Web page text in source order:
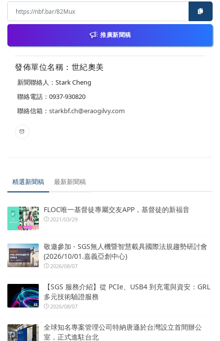
推廣新聞稿
發佈單位名稱：世紀奧美
新聞聯絡人：Stark Cheng
聯絡電話：0937-930820
聯絡信箱： starkbf.ch@eraogilvy.com
精選新聞稿 最新新聞稿
FLOC唯一基督徒專屬交友APP，基督徒的新福音
2021/03/29
敬邀參加 - SGS無人機暨智慧載具國際法規趨勢研討會
(2026/10/01.嘉義亞創中心)
2026/08/07
【SGS 服務介紹】從 PCIe、USB4 到充電與資安：GRL
多元技術驗證服務
2026/08/07
全球知名專案管理公司特納唐遜於台灣設立首間辦公
室，正式進駐台北